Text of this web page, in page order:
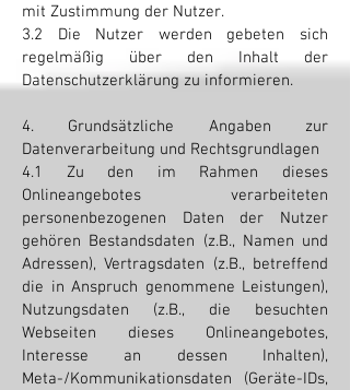
mit Zustimmung der Nutzer.
3.2 Die Nutzer werden gebeten sich
regelmäßig über den Inhalt der
Datenschutzerklärung zu informieren.
4. Grundsätzliche Angaben zur
Datenverarbeitung und Rechtsgrundlagen
4.1 Zu den im Rahmen dieses
Onlineangebotes verarbeiteten
personenbezogenen Daten der Nutzer
gehören Bestandsdaten (z.B., Namen und
Adressen), Vertragsdaten (z.B., betreffend
die in Anspruch genommene Leistungen),
Nutzungsdaten (z.B., die besuchten
Webseiten dieses Onlineangebotes,
Interesse an dessen Inhalten),
Meta-/Kommunikationsdaten (Geräte-IDs,